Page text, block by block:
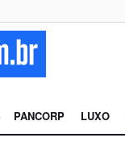
PANCORP LUXO